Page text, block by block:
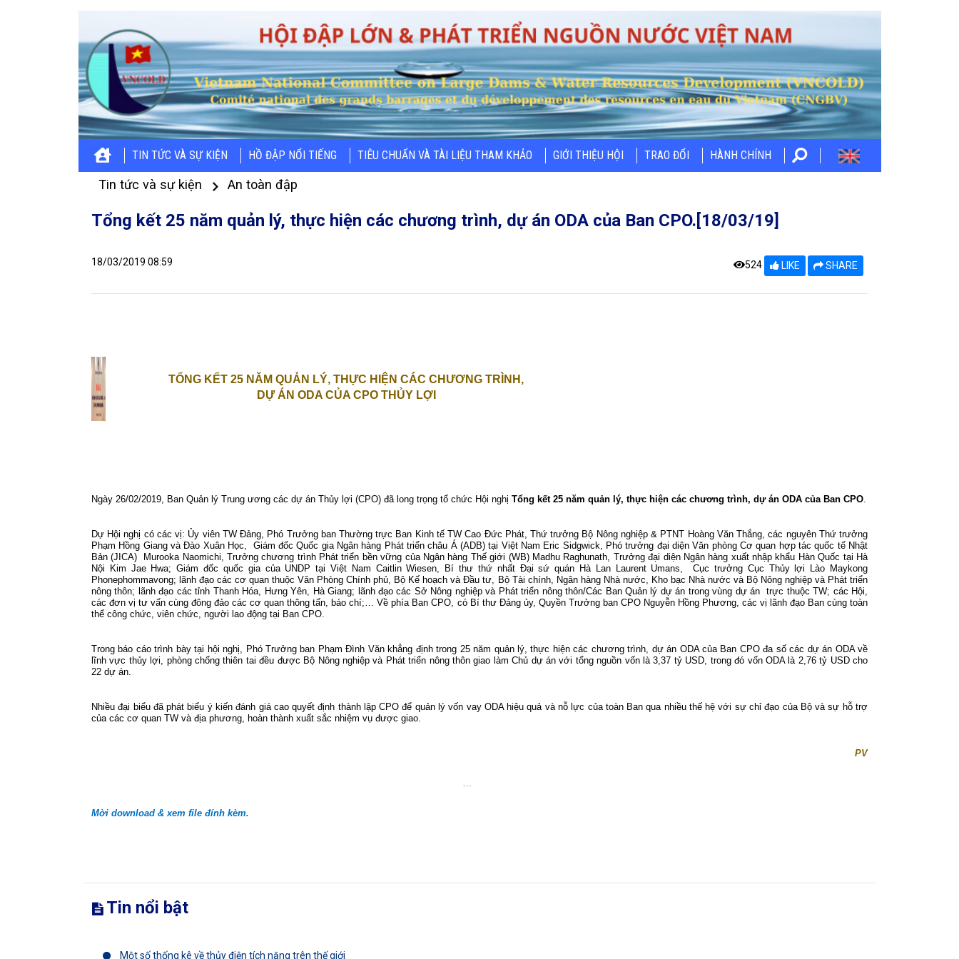
TIN TỨC VÀ SỰ KIỆN HỒ ĐẬP NỔI TIẾNG TIÊU CHUẨN VÀ TÀI LIỆU THAM KHẢO GIỚI THIỆU HỘI TRAO ĐỔI HÀNH CHÍNH
Tin tức và sự kiện An toàn đập
Tổng kết 25 năm quản lý, thực hiện các chương trình, dự án ODA của Ban CPO.[18/03/19]
18/03/2019 08:59 524 LIKE SHARE
TỔNG KẾT 25 NĂM QUẢN LÝ, THỰC HIỆN CÁC CHƯƠNG TRÌNH,
DỰ ÁN ODA CỦA CPO THỦY LỢI
Ngày 26/02/2019, Ban Quản lý Trung ương các dự án Thủy lợi (CPO) đã long trọng tổ chức Hội nghị Tổng kết 25 năm quản lý, thực hiện các chương trình, dự án ODA của Ban CPO.
Dự Hội nghị có các vị: Ủy viên TW Đảng, Phó Trưởng ban Thường trực Ban Kinh tế TW Cao Đức Phát, Thứ trưởng Bộ Nông nghiệp & PTNT Hoàng Văn Thắng, các nguyên Thứ trưởng
Phạm Hồng Giang và Đào Xuân Học,
Giám đốc Quốc gia Ngân hàng Phát triển châu Á (ADB) tại Việt Nam Eric Sidgwick, Phó trưởng đại diện Văn phòng Cơ quan hợp tác quốc tế Nhật
Bản (JICA)
Murooka Naomichi, Trưởng chương trình Phát triển bền vững của Ngân hàng Thế giới (WB) Madhu Raghunath, Trưởng đại diện Ngân hàng xuất nhập khẩu Hàn Quốc tại Hà
Nội Kim Jae Hwa; Giám đốc quốc gia của UNDP tại Việt Nam Caitlin Wiesen, Bí thư thứ nhất Đại sứ quán Hà Lan Laurent Umans,
Cục trưởng Cục Thủy lợi Lào Maykong
Phonephommavong; lãnh đạo các cơ quan thuộc Văn Phòng Chính phủ, Bộ Kế hoạch và Đầu tư, Bộ Tài chính, Ngân hàng Nhà nước, Kho bạc Nhà nước và Bộ Nông nghiệp và Phát triển
nông thôn; lãnh đạo các tỉnh Thanh Hóa, Hưng Yên, Hà Giang; lãnh đạo các Sở Nông nghiệp và Phát triển nông thôn/Các Ban Quản lý dự án trong vùng dự án trực thuộc TW; các Hội,
các đơn vị tư vấn cùng đông đảo các cơ quan thông tấn, báo chí;… Về phía Ban CPO, có Bí thư Đảng ủy, Quyền Trưởng ban CPO Nguyễn Hồng Phương, các vị lãnh đạo Ban cùng toàn
thể công chức, viên chức, người lao động tại Ban CPO.
Trong báo cáo trình bày tại hội nghị, Phó Trưởng ban Phạm Đình Văn khẳng định trong 25 năm quản lý, thực hiện các chương trình, dự án ODA của Ban CPO đa số các dự án ODA về
lĩnh vực thủy lợi, phòng chống thiên tai đều được Bộ Nông nghiệp và Phát triển nông thôn giao làm Chủ dự án với tổng nguồn vốn là 3,37 tỷ USD, trong đó vốn ODA là 2,76 tỷ USD cho
22 dự án.
Nhiều đại biểu đã phát biểu ý kiến đánh giá cao quyết định thành lập CPO để quản lý vốn vay ODA hiệu quả và nỗ lực của toàn Ban qua nhiều thế hệ với sự chỉ đạo của Bộ và sự hỗ trợ
của các cơ quan TW và địa phương, hoàn thành xuất sắc nhiệm vụ được giao.
PV
…
Mời download & xem file đính kèm.
Tin nổi bật
Một số thống kê về thủy điện tích năng trên thế giới